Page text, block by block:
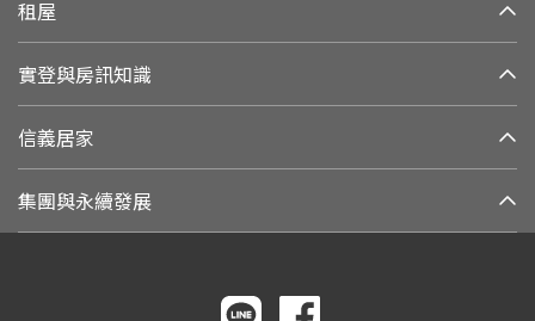
租屋
實登與房訊知識
信義居家
集團與永續發展